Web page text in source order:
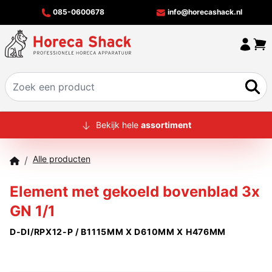
085-0600678 info@horecashack.nl
HOME
MERKEN
CONTACT
Bekijk hele assortiment
/ Alle producten
Element met gekoeld bovenblad 3x
GN 1/1
D-DI/RPX12-P / B1115MM X D610MM X H476MM